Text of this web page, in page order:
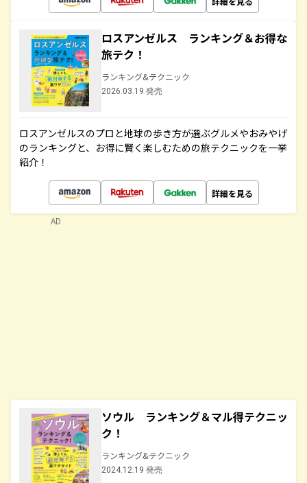
ロスアンゼルス ランキング＆お得な
旅テク！
ランキング&テクニック
2026.03.19 発売
ロスアンゼルスのプロと地球の歩き方が選ぶグルメやおみやげ
のランキングと、お得に賢く楽しむための旅テクニックを一挙
紹介！
詳細を見る
ソウル ランキング＆マル得テクニッ
ク！
ランキング&テクニック
2024.12.19 発売
AD